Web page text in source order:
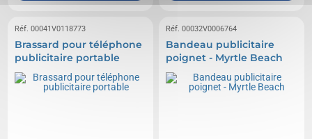
Réf. 00041V0118773
Brassard pour téléphone
publicitaire portable
Réf. 00032V0006764
Bandeau publicitaire
poignet - Myrtle Beach